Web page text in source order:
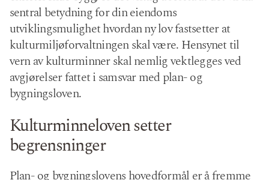
sentral betydning for din eiendoms
utviklingsmulighet hvordan ny lov fastsetter at
kulturmiljøforvaltningen skal være. Hensynet til
vern av kulturminner skal nemlig vektlegges ved
avgjørelser fattet i samsvar med plan- og
bygningsloven.
Kulturminneloven setter
begrensninger
Plan- og bygningslovens hovedformål er å fremme